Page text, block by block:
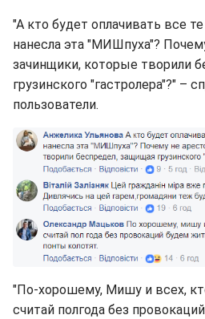
"А кто будет оплачивать все
нанесла эта "МИШпуха"?
зачинщики, которые творили
грузинского "гастролера"?" –
пользователи.
"По-хорошему, Мишу и всех,
считай полгода без